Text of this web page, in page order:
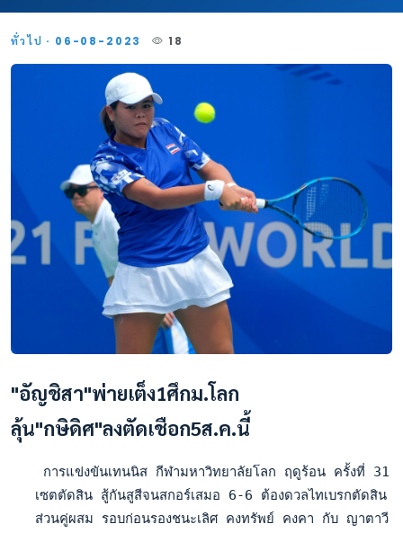
ทั่วไป · 06-08-2023 18
"อัญชิสา"พ่ายเต็ง1ศึกม.โลก
ลุ้น"กษิดิศ"ลงตัดเชือก5ส.ค.นี้
การแข่งขันเทนนิส กีฬามหาวิทยาลัยโลก ฤดูร้อน ครั้งที่ 31
เซตตัดสิน สู้กันสูสีจนสกอร์เสมอ 6-6 ต้องดวลไทเบรกตัดสิน
ส่วนคู่ผสม รอบก่อนรองชนะเลิศ คงทรัพย์ คงคา กับ ญาตาวี